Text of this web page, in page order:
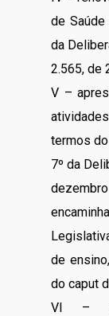
de
da
2.565, de
V –
termos
7º da
de
do caput
VI –